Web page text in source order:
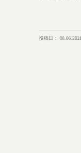
投稿日： 08.06.2021